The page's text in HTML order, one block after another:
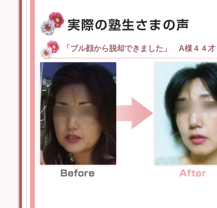
「ブル顔から脱却できました」 A様４４才